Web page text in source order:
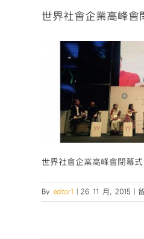
世界社會企業高峰會
世界社會企業高峰會閉幕式
By editor1 26 11 月, 2015
在